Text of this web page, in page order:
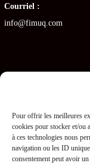
Pour offrir les meilleures
cookies pour stocker et/ou
à ces technologies nous
navigation ou les ID
consentement peut avoir
Courriel :
info@fimuq.com
Articles
Combiner la RCR et la
Premiers soins en RPA